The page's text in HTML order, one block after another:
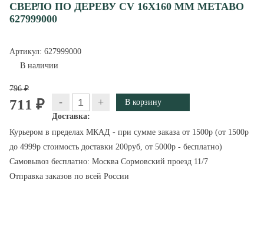
СВЕРЛО ПО ДЕРЕВУ CV 16X160 ММ METABO
627999000
Артикул: 627999000
В наличии
796 ₽
711 ₽ - +
Доставка:
Курьером в пределах МКАД - при сумме заказа от 1500р (от 1500р
до 4999р стоимость доставки 200руб, от 5000р - бесплатно)
Самовывоз бесплатно: Москва Сормовский проезд 11/7
Отправка заказов по всей России